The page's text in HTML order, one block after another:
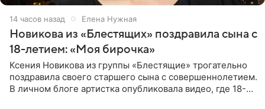
14 часов назад Елена Нужная
Новикова из «Блестящих» поздравила сына с
18-летием: «Моя бирочка»
Ксения Новикова из группы «Блестящие» трогательно
поздравила своего старшего сына с совершеннолетием.
В личном блоге артистка опубликовала видео, где 18-